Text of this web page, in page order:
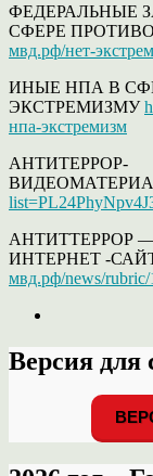
ФЕДЕРАЛЬНЫЕ
СФЕРЕ
мвд.рф/нет-
ИНЫЕ НПА В
ЭКСТРЕМИЗМУ
нпа-экстремизм
АНТИТЕРРОР-
АНТИТТЕРРОР
ИНТЕРНЕТ -
мвд.рф/news/rubric/
Версия для